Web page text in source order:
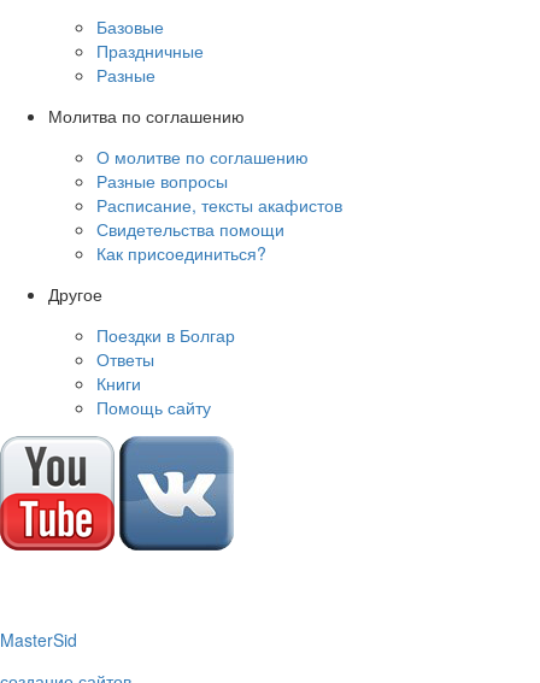
Базовые
Праздничные
Разные
Молитва по соглашению
О молитве по соглашению
Разные вопросы
Расписание, тексты акафистов
Свидетельства помощи
Как присоединиться?
Другое
Поездки в Болгар
Ответы
Книги
Помощь сайту
MasterSid